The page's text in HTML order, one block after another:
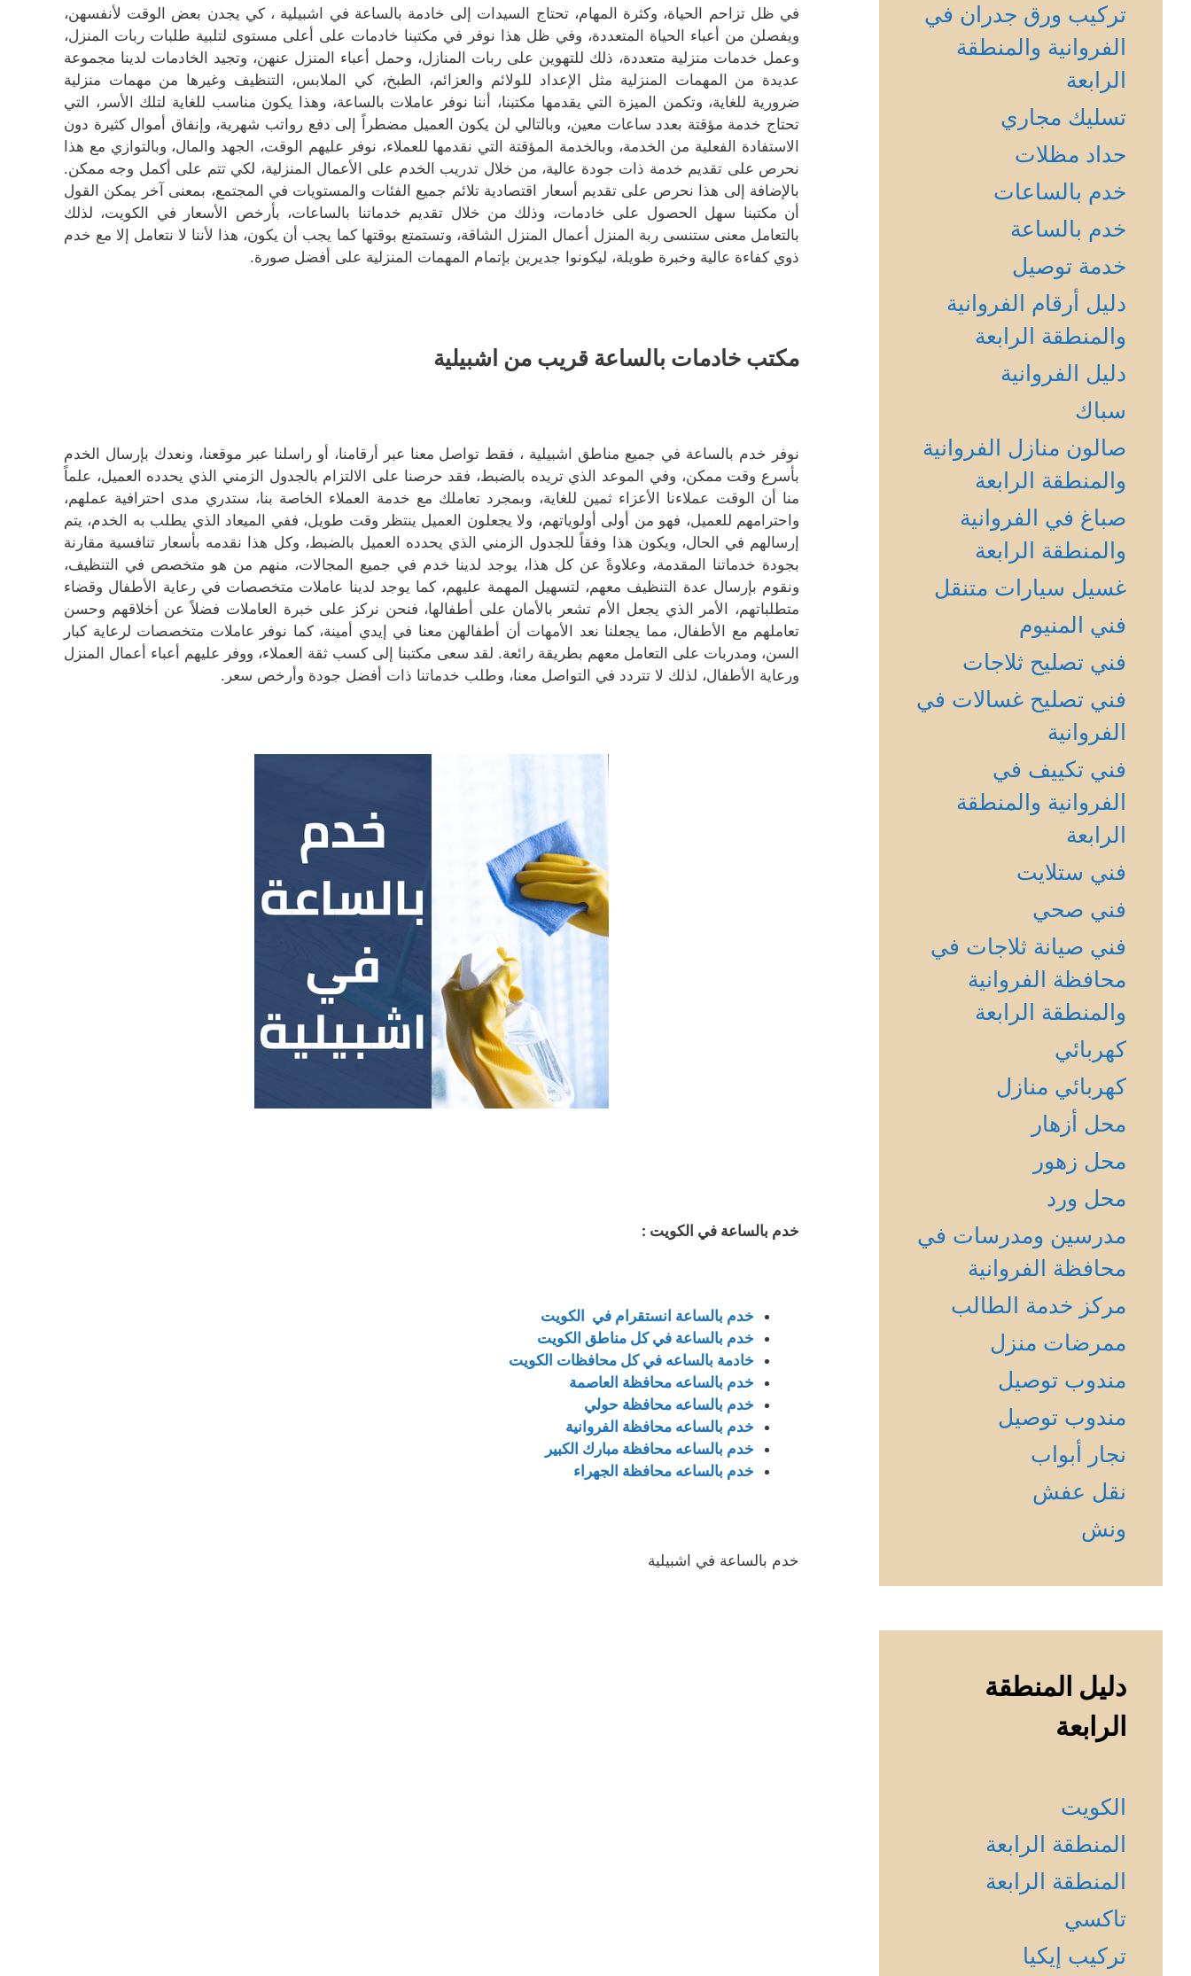
في ظل تزاحم الحياة، وكثرة المهام، تحتاج السيدات إلى خادمة بالساعة في اشبيلية ، كي يجدن بعض الوقت لأنفسهن،
ويفصلن من أعباء الحياة المتعددة، وفي ظل هذا نوفر في مكتبنا خادمات على أعلى مستوى لتلبية طلبات ربات المنزل،
وعمل خدمات منزلية متعددة، ذلك للتهوين على ربات المنازل، وحمل أعباء المنزل عنهن، وتجيد الخادمات لدينا مجموعة
عديدة من المهمات المنزلية مثل الإعداد للولائم والعزائم، الطبخ، كي الملابس، التنظيف وغيرها من مهمات منزلية
ضرورية للغاية، وتكمن الميزة التي يقدمها مكتبنا، أننا نوفر عاملات بالساعة، وهذا يكون مناسب للغاية لتلك الأسر، التي
تحتاج خدمة مؤقتة بعدد ساعات معين، وبالتالي لن يكون العميل مضطراً إلى دفع رواتب شهرية، وإنفاق أموال كثيرة دون
الاستفادة الفعلية من الخدمة، وبالخدمة المؤقتة التي نقدمها للعملاء، نوفر عليهم الوقت، الجهد والمال، وبالتوازي مع هذا
نحرص على تقديم خدمة ذات جودة عالية، من خلال تدريب الخدم على الأعمال المنزلية، لكي تتم على أكمل وجه ممكن.
بالإضافة إلى هذا نحرص على تقديم أسعار اقتصادية تلائم جميع الفئات والمستويات في المجتمع، بمعنى آخر يمكن القول
أن مكتبنا سهل الحصول على خادمات، وذلك من خلال تقديم خدماتنا بالساعات، بأرخص الأسعار في الكويت، لذلك
بالتعامل معنى ستنسى ربة المنزل أعمال المنزل الشاقة، وتستمتع بوقتها كما يجب أن يكون، هذا لأننا لا نتعامل إلا مع خدم
ذوي كفاءة عالية وخبرة طويلة، ليكونوا جديرين بإتمام المهمات المنزلية على أفضل صورة.
مكتب خادمات بالساعة قريب من اشبيلية
نوفر خدم بالساعة في جميع مناطق اشبيلية ، فقط تواصل معنا عبر أرقامنا، أو راسلنا عبر موقعنا، ونعدك بإرسال الخدم
بأسرع وقت ممكن، وفي الموعد الذي تريده بالضبط، فقد حرصنا على الالتزام بالجدول الزمني الذي يحدده العميل، علماً
منا أن الوقت عملاءنا الأعزاء ثمين للغاية، وبمجرد تعاملك مع خدمة العملاء الخاصة بنا، ستدري مدى احترافية عملهم،
واحترامهم للعميل، فهو من أولى أولوياتهم، ولا يجعلون العميل ينتظر وقت طويل، ففي الميعاد الذي يطلب به الخدم، يتم
إرسالهم في الحال، ويكون هذا وفقاً للجدول الزمني الذي يحدده العميل بالضبط، وكل هذا نقدمه بأسعار تنافسية مقارنة
بجودة خدماتنا المقدمة، وعلاوةً عن كل هذا، يوجد لدينا خدم في جميع المجالات، منهم من هو متخصص في التنظيف،
ونقوم بإرسال عدة التنظيف معهم، لتسهيل المهمة عليهم، كما يوجد لدينا عاملات متخصصات في رعاية الأطفال وقضاء
متطلباتهم، الأمر الذي يجعل الأم تشعر بالأمان على أطفالها، فنحن نركز على خبرة العاملات فضلاً عن أخلاقهم وحسن
تعاملهم مع الأطفال، مما يجعلنا نعد الأمهات أن أطفالهن معنا في إيدي أمينة، كما نوفر عاملات متخصصات لرعاية كبار
السن، ومدربات على التعامل معهم بطريقة رائعة. لقد سعى مكتبنا إلى كسب ثقة العملاء، ووفر عليهم أعباء أعمال المنزل
ورعاية الأطفال، لذلك لا تتردد في التواصل معنا، وطلب خدماتنا ذات أفضل جودة وأرخص سعر.
خدم بالساعة في الكويت :
خدم بالساعة انستقرام في الكويت
خدم بالساعة في كل مناطق الكويت
خادمة بالساعه في كل محافظات الكويت
خدم بالساعه محافظة العاصمة
خدم بالساعه محافظة حولي
خدم بالساعه محافظة الفروانية
خدم بالساعه محافظة مبارك الكبير
خدم بالساعه محافظة الجهراء
خدم بالساعة في اشبيلية
تركيب ورق جدران في
الفروانية والمنطقة
الرابعة
تسليك مجاري
حداد مظلات
خدم بالساعات
خدم بالساعة
خدمة توصيل
دليل أرقام الفروانية
والمنطقة الرابعة
دليل الفروانية
سباك
صالون منازل الفروانية
والمنطقة الرابعة
صباغ في الفروانية
والمنطقة الرابعة
غسيل سيارات متنقل
فني المنيوم
فني تصليح ثلاجات
فني تصليح غسالات في
الفروانية
فني تكييف في
الفروانية والمنطقة
الرابعة
فني ستلايت
فني صحي
فني صيانة ثلاجات في
محافظة الفروانية
والمنطقة الرابعة
كهربائي
كهربائي منازل
محل أزهار
محل زهور
محل ورد
مدرسين ومدرسات في
محافظة الفروانية
مركز خدمة الطالب
ممرضات منزل
مندوب توصيل
مندوب توصيل
نجار أبواب
نقل عفش
ونش
دليل المنطقة
الرابعة
الكويت
المنطقة الرابعة
المنطقة الرابعة
تاكسي
تركيب إيكيا